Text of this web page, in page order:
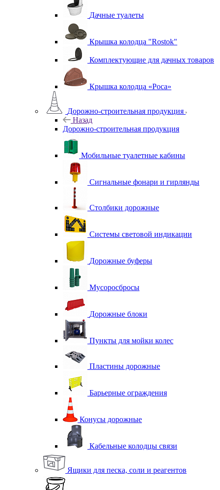
Дачные туалеты
Крышка колодца "Rostok"
Комплектующие для дачных товаров
Крышка колодца «Роса»
Дорожно-строительная продукция
Назад
Дорожно-строительная продукция
Мобильные туалетные кабины
Сигнальные фонари и гирлянды
Столбики дорожные
Системы световой индикации
Дорожные буферы
Мусоросбросы
Дорожные блоки
Пункты для мойки колес
Пластины дорожные
Барьерные ограждения
Конусы дорожные
Кабельные колодцы связи
Ящики для песка, соли и реагентов